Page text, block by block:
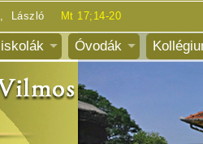
László Mt 17;14-20
Óvodák